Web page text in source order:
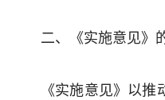
二、《实施意见》
《实施意见》以